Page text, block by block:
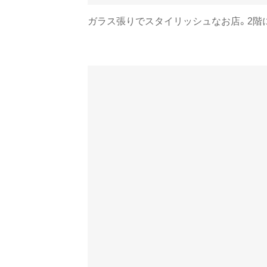
ガラス張りでスタイリッシュなお店。2階